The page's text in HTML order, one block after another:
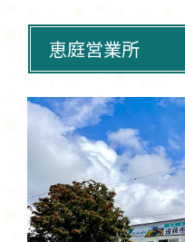
恵庭営業所